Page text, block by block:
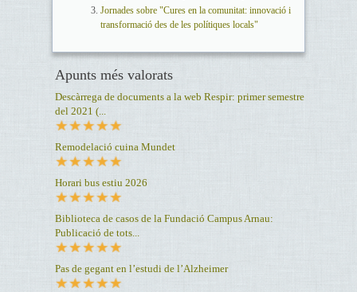
Jornades sobre "Cures en la comunitat: innovació i
transformació des de les polítiques locals"
Apunts més valorats
Descàrrega de documents a la web Respir: primer semestre
del 2021 (...
Remodelació cuina Mundet
Horari bus estiu 2026
Biblioteca de casos de la Fundació Campus Arnau:
Publicació de tots...
Pas de gegant en l’estudi de l’Alzheimer